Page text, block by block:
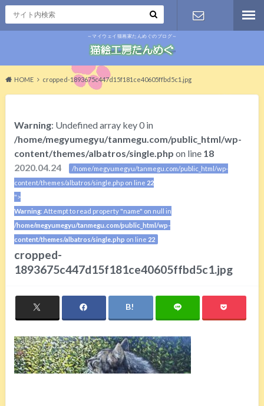
～マイウェイ猫画家たんめぐのブログ～
HOME cropped-1893675c447d15f181ce40605ffbd5c1.jpg
Warning: Undefined array key 0 in
/home/megyumegyu/tanmegu.com/public_html/wp-
content/themes/albatros/single.php on line 18
2020.04.24
/home/megyumegyu/tanmegu.com/public_html/wp-
content/themes/albatros/single.php on line 22
">
Warning: Attempt to read property "name" on null in
/home/megyumegyu/tanmegu.com/public_html/wp-
content/themes/albatros/single.php on line 22
cropped-
1893675c447d15f181ce40605ffbd5c1.jpg